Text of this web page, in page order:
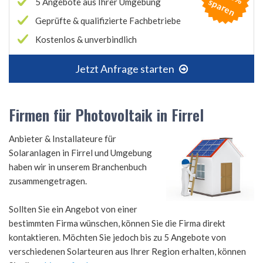
Geprüfte & qualifizierte Fachbetriebe
Kostenlos & unverbindlich
Jetzt Anfrage starten
s
n
Firmen für Photovoltaik in Firrel
Anbieter & Installateure für
Solaranlagen in Firrel und Umgebung
haben wir in unserem Branchenbuch
zusammengetragen.
Sollten Sie ein Angebot von einer
bestimmten Firma wünschen, können Sie die Firma direkt
kontaktieren. Möchten Sie jedoch bis zu 5 Angebote von
verschiedenen Solarteuren aus Ihrer Region erhalten, können